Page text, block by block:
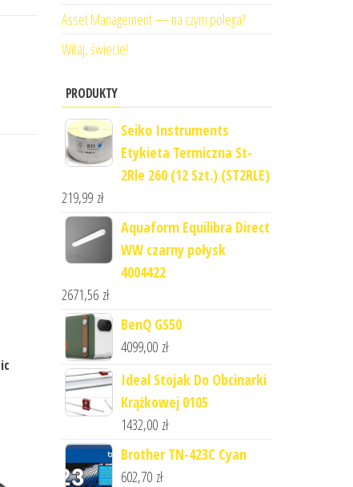
Asset Management — na czym polega?
Witaj, świecie!
PRODUKTY
Seiko Instruments
Etykieta Termiczna St-
2Rle 260 (12 Szt.) (ST2RLE)
219,99 zł
Aquaform Equilibra Direct
WW czarny połysk
4004422
2671,56 zł
BenQ GS50
4099,00 zł
Ideal Stojak Do Obcinarki
Krążkowej 0105
1432,00 zł
Brother TN-423C Cyan
602,70 zł